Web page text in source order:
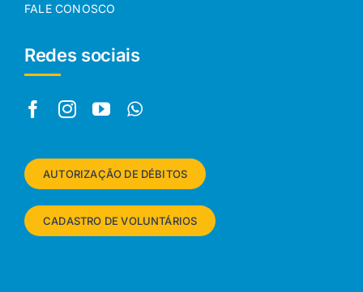
FALE CONOSCO
Redes sociais
AUTORIZAÇÃO DE DÉBITOS
CADASTRO DE VOLUNTÁRIOS